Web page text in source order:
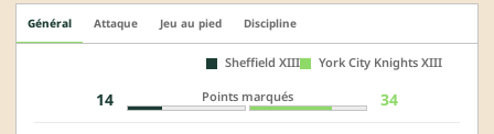
Général Attaque Jeu au pied Discipline
Sheffield XIII York City Knights XIII
14 Points marqués 34